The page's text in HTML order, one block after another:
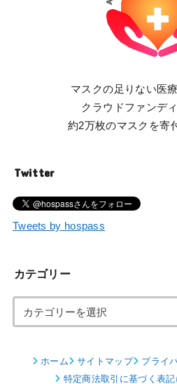
マスクの足りない医
クラウドファンデ
約2万枚のマスクを寄
Twitter
Tweets by hospass
カテゴリー
ホーム サイトマップ
プライ
特定商法取引に基づく表